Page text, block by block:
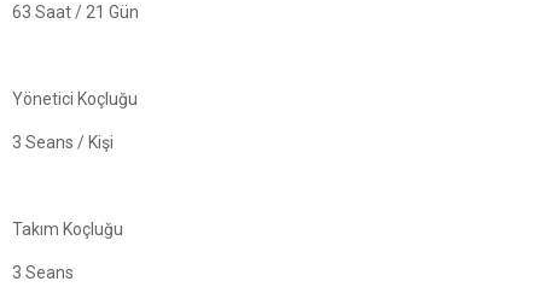
63 Saat / 21 Gün
Yönetici Koçluğu
3 Seans / Kişi
Takım Koçluğu
3 Seans